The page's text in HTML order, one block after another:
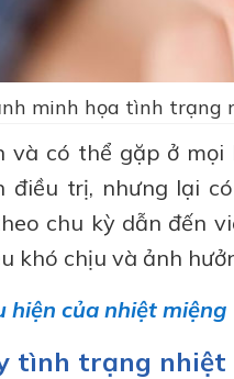
minh họa tình trạng
và có thể gặp ở
điều trị, nhưng lại
chu kỳ dẫn đến
khó chịu và ảnh
hiện của nhiệt miệng
tình trạng nhiệt